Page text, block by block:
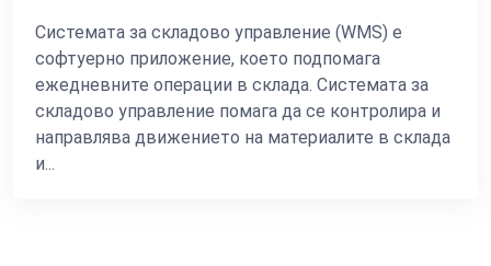
Системата за складово управление (WMS) е
софтуерно приложение, което подпомага
ежедневните операции в склада. Системата за
складово управление помага да се контролира и
направлява движението на материалите в склада
и...